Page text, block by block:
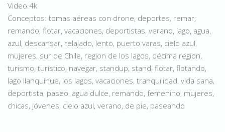
Video 4k
Conceptos: tomas aéreas con drone, deportes, remar,
remando, flotar, vacaciones, deportistas, verano, lago, agua,
azul, descansar, relajado, lento, puerto varas, cielo azul,
mujeres, sur de Chile, region de los lagos, décima region,
turismo, turístico, navegar, standup, stand, flotar, flotando,
lago llanquihue, los lagos, vacaciones, tranquilidad, vida sana,
deportista, paseo, agua dulce, remando, femenino, mujeres,
chicas, jóvenes, cielo azul, verano, de pie, paseando